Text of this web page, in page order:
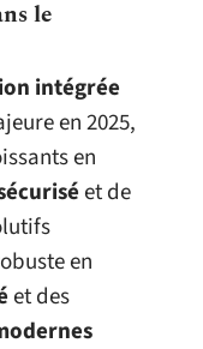
le
intégrée
en 2025,
en
et de
en
et des